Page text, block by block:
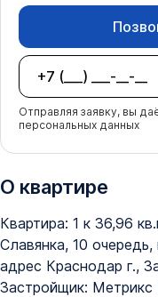
Отправляя заявку, вы
персональных данных
О квартире
Квартира: 1 к 36,96
Славянка, 10
адрес Краснодар г.,
Застройщик: Метрикс